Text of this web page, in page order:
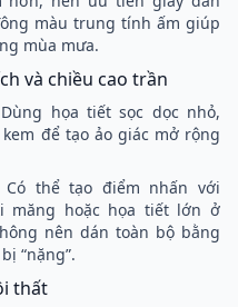
màu trung tính ấm giúp
mùa mưa.
và chiều cao trần
Dùng họa tiết sọc dọc nhỏ,
để tạo ảo giác mở rộng
Có thể tạo điểm nhấn với
măng hoặc họa tiết lớn ở
nên dán toàn bộ bằng
“nặng”.
thất